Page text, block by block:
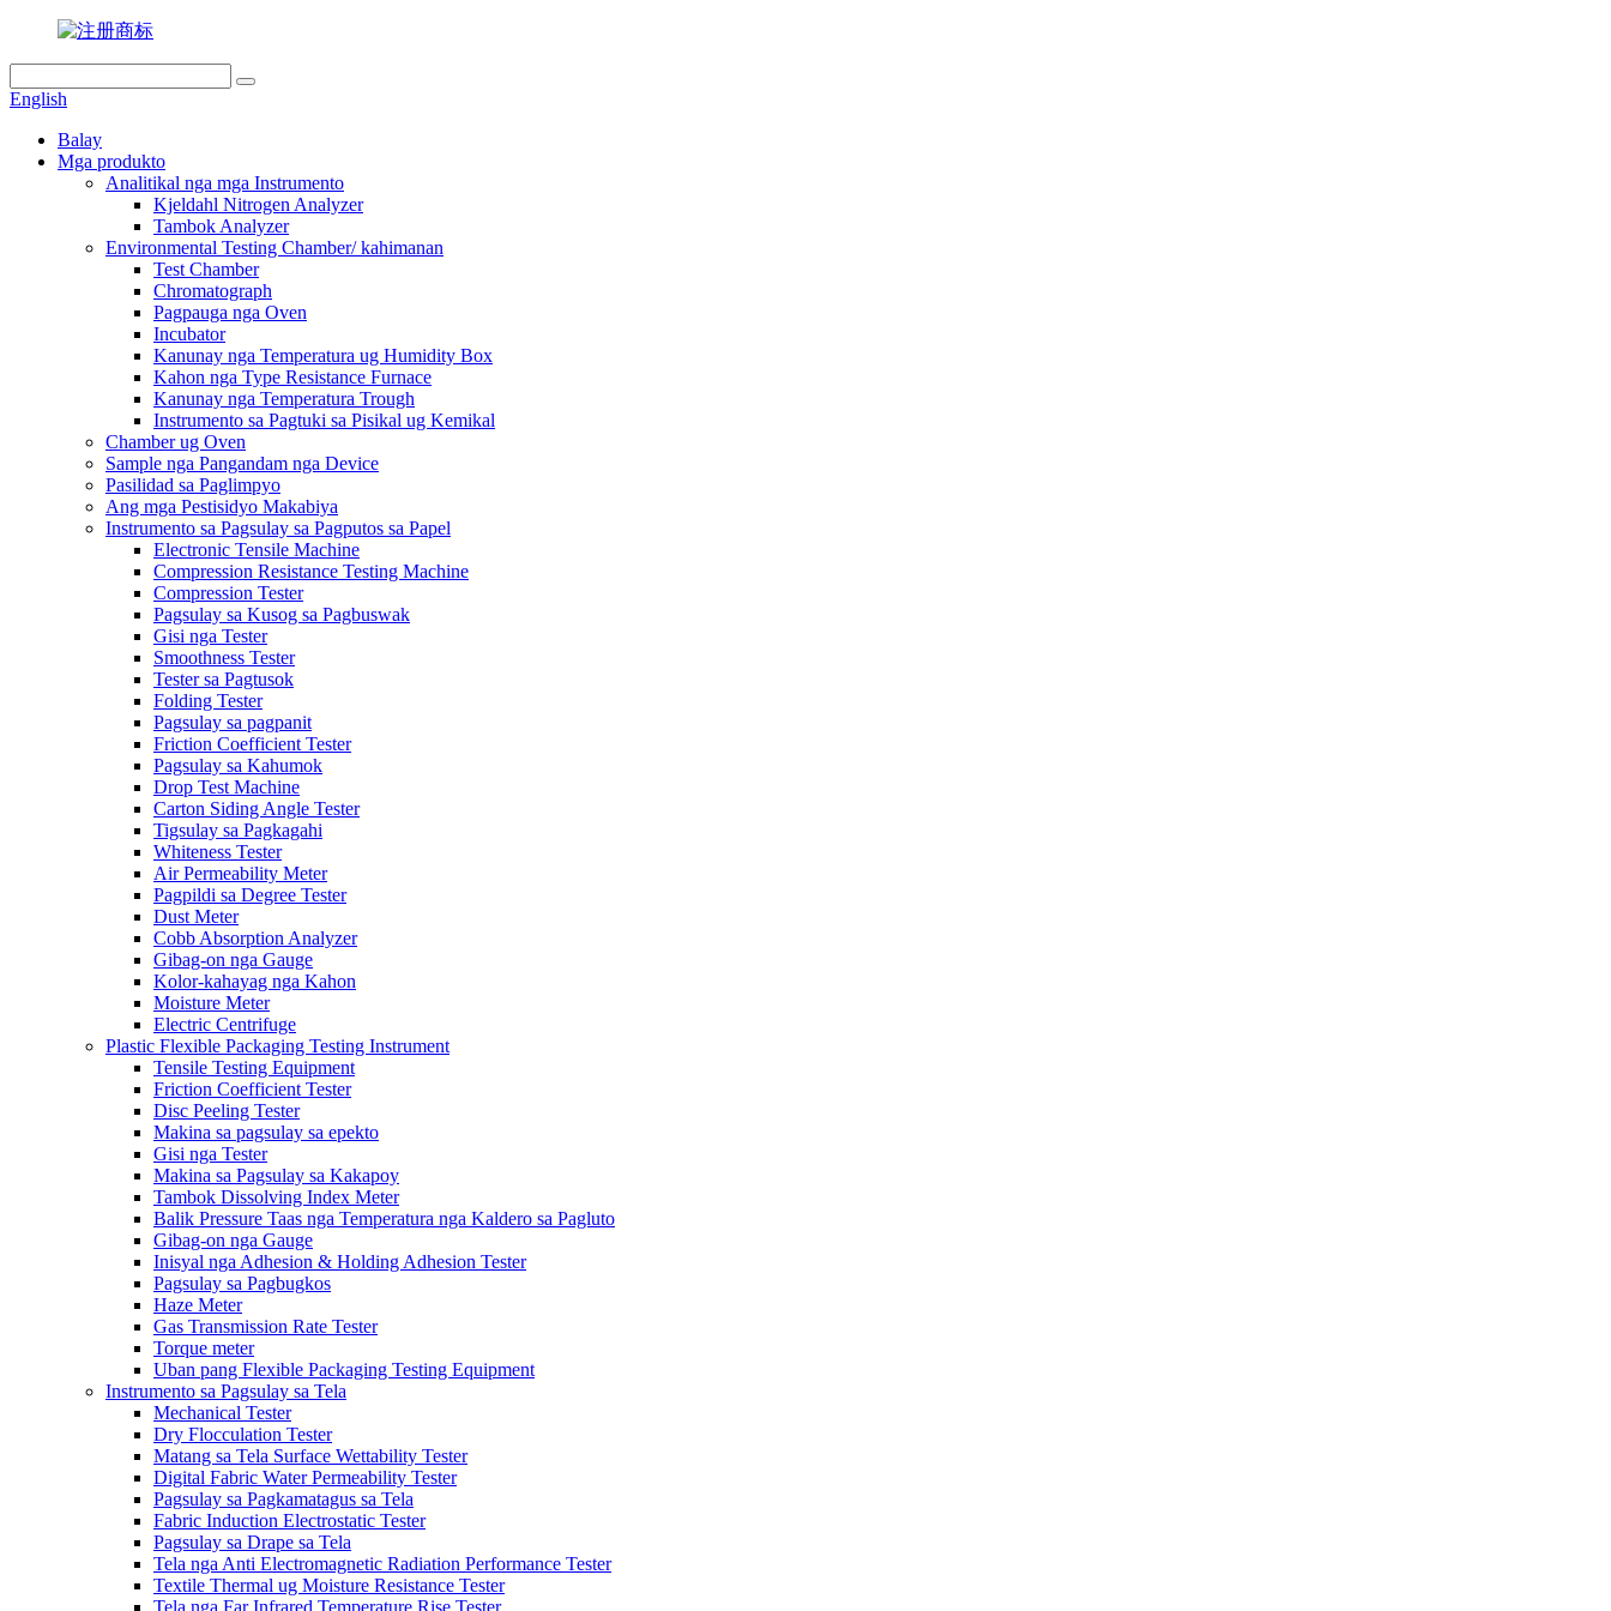
English
Balay
Mga produkto
Analitikal nga mga Instrumento
Kjeldahl Nitrogen Analyzer
Tambok Analyzer
Environmental Testing Chamber/ kahimanan
Test Chamber
Chromatograph
Pagpauga nga Oven
Incubator
Kanunay nga Temperatura ug Humidity Box
Kahon nga Type Resistance Furnace
Kanunay nga Temperatura Trough
Instrumento sa Pagtuki sa Pisikal ug Kemikal
Chamber ug Oven
Sample nga Pangandam nga Device
Pasilidad sa Paglimpyo
Ang mga Pestisidyo Makabiya
Instrumento sa Pagsulay sa Pagputos sa Papel
Electronic Tensile Machine
Compression Resistance Testing Machine
Compression Tester
Pagsulay sa Kusog sa Pagbuswak
Gisi nga Tester
Smoothness Tester
Tester sa Pagtusok
Folding Tester
Pagsulay sa pagpanit
Friction Coefficient Tester
Pagsulay sa Kahumok
Drop Test Machine
Carton Siding Angle Tester
Tigsulay sa Pagkagahi
Whiteness Tester
Air Permeability Meter
Pagpildi sa Degree Tester
Dust Meter
Cobb Absorption Analyzer
Gibag-on nga Gauge
Kolor-kahayag nga Kahon
Moisture Meter
Electric Centrifuge
Plastic Flexible Packaging Testing Instrument
Tensile Testing Equipment
Friction Coefficient Tester
Disc Peeling Tester
Makina sa pagsulay sa epekto
Gisi nga Tester
Makina sa Pagsulay sa Kakapoy
Tambok Dissolving Index Meter
Balik Pressure Taas nga Temperatura nga Kaldero sa Pagluto
Gibag-on nga Gauge
Inisyal nga Adhesion & Holding Adhesion Tester
Pagsulay sa Pagbugkos
Haze Meter
Gas Transmission Rate Tester
Torque meter
Uban pang Flexible Packaging Testing Equipment
Instrumento sa Pagsulay sa Tela
Mechanical Tester
Dry Flocculation Tester
Matang sa Tela Surface Wettability Tester
Digital Fabric Water Permeability Tester
Pagsulay sa Pagkamatagus sa Tela
Fabric Induction Electrostatic Tester
Pagsulay sa Drape sa Tela
Tela nga Anti Electromagnetic Radiation Performance Tester
Textile Thermal ug Moisture Resistance Tester
Tela nga Far Infrared Temperature Rise Tester